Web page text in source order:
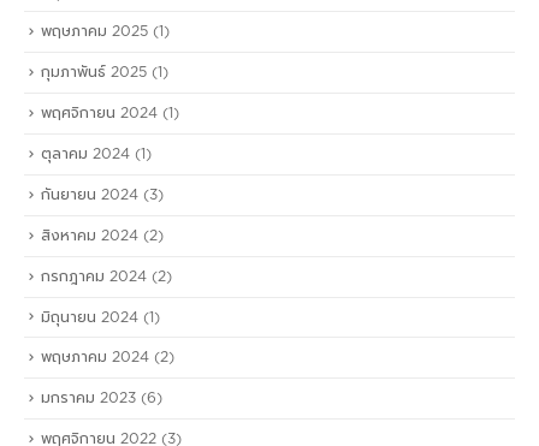
พฤษภาคม 2025 (1)
กุมภาพันธ์ 2025 (1)
พฤศจิกายน 2024 (1)
ตุลาคม 2024 (1)
กันยายน 2024 (3)
สิงหาคม 2024 (2)
กรกฎาคม 2024 (2)
มิถุนายน 2024 (1)
พฤษภาคม 2024 (2)
มกราคม 2023 (6)
พฤศจิกายน 2022 (3)